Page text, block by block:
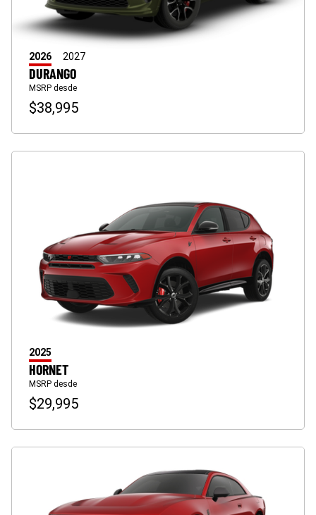
2026 2027
DURANGO
MSRP desde
$38,995
2025
HORNET
MSRP desde
$29,995